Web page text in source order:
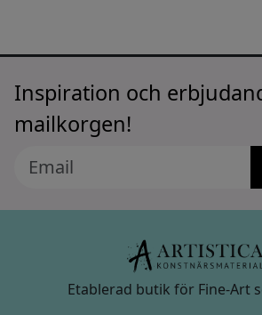
Inspiration och
mailkorgen!
Etablerad butik för Fine-Art